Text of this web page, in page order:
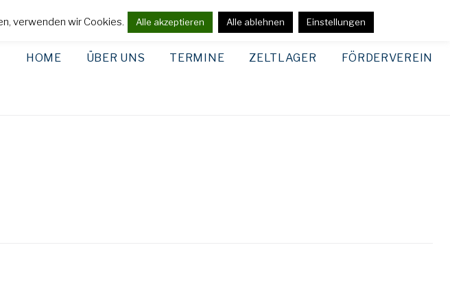
HOME ÜBER UNS TERMINE ZELTLAGER FÖRDERVEREIN
verwenden wir Cookies. Alle akzeptieren Alle ablehnen Einstellungen